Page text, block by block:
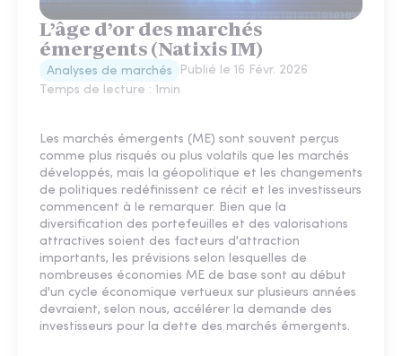
L’âge d’or des marchés
émergents (Natixis IM)
Analyses de marchés Publié le 16 Févr. 2026
Temps de lecture : 1min
Les marchés émergents (ME) sont souvent perçus
comme plus risqués ou plus volatils que les marchés
développés, mais la géopolitique et les changements
de politiques redéfinissent ce récit et les investisseurs
commencent à le remarquer. Bien que la
diversification des portefeuilles et des valorisations
attractives soient des facteurs d'attraction
importants, les prévisions selon lesquelles de
nombreuses économies ME de base sont au début
d'un cycle économique vertueux sur plusieurs années
devraient, selon nous, accélérer la demande des
investisseurs pour la dette des marchés émergents.